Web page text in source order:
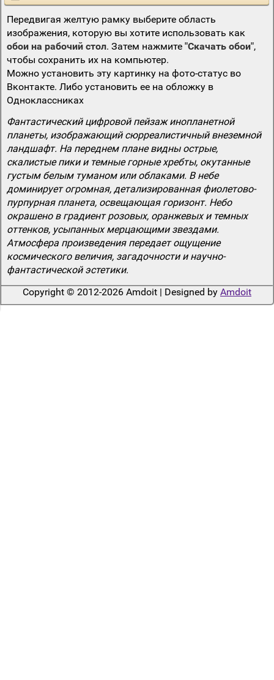
Передвигая желтую рамку выберите область
изображения, которую вы хотите использовать как
обои на рабочий стол. Затем нажмите "Скачать обои",
чтобы сохранить их на компьютер.
Можно установить эту картинку на фото-статус во
Вконтакте. Либо установить ее на обложку в
Одноклассниках
Фантастический цифровой пейзаж инопланетной
планеты, изображающий сюрреалистичный внеземной
ландшафт. На переднем плане видны острые,
скалистые пики и темные горные хребты, окутанные
густым белым туманом или облаками. В небе
доминирует огромная, детализированная фиолетово-
пурпурная планета, освещающая горизонт. Небо
окрашено в градиент розовых, оранжевых и темных
оттенков, усыпанных мерцающими звездами.
Атмосфера произведения передает ощущение
космического величия, загадочности и научно-
фантастической эстетики.
Copyright © 2012-2026 Amdoit | Designed by Amdoit